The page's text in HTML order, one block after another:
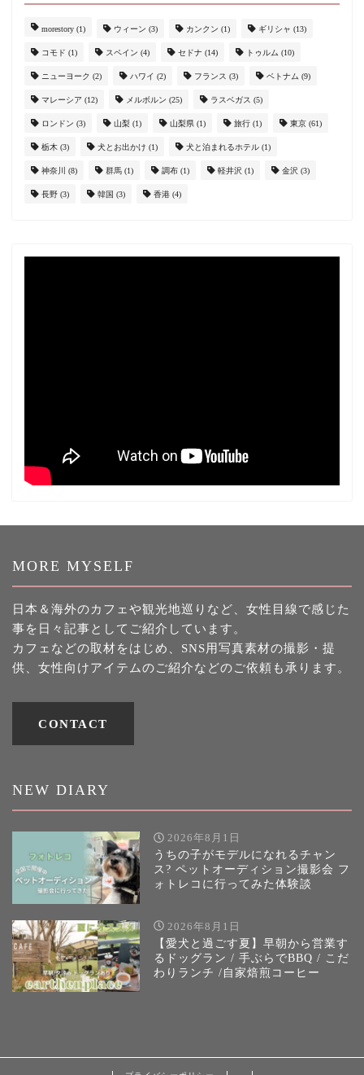
morestory (1) ウィーン (3) カンクン (1) ギリシャ (13)
コモド (1) スペイン (4) セドナ (14) トゥルム (10)
ニューヨーク (2) ハワイ (2) フランス (3) ベトナム (9)
マレーシア (12) メルボルン (25) ラスベガス (5)
ロンドン (3) 山梨 (1) 山梨県 (1) 旅行 (1) 東京 (61)
栃木 (3) 犬とお出かけ (1) 犬と泊まれるホテル (1)
神奈川 (8) 群馬 (1) 調布 (1) 軽井沢 (1) 金沢 (3)
長野 (3) 韓国 (3) 香港 (4)
MORE MYSELF
日本＆海外のカフェや観光地巡りなど、女性目線で感じた
事を日々記事としてご紹介しています。
カフェなどの取材をはじめ、SNS用写真素材の撮影・提
供、女性向けアイテムのご紹介などのご依頼も承ります。
CONTACT
NEW DIARY
2026年8月1日
うちの子がモデルになれるチャン
ス? ペットオーディション撮影会 フ
ォトレコに行ってみた体験談
2026年8月1日
【愛犬と過ごす夏】早朝から営業す
るドッグラン / 手ぶらでBBQ / こだ
わりランチ /自家焙煎コーヒー